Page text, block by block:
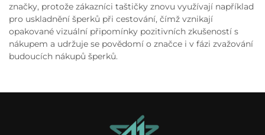
značky, protože zákazníci taštičky znovu využívají například
pro uskladnění šperků při cestování, čímž vznikají
opakované vizuální připomínky pozitivních zkušeností s
nákupem a udržuje se povědomí o značce i v fázi zvažování
budoucích nákupů šperků.